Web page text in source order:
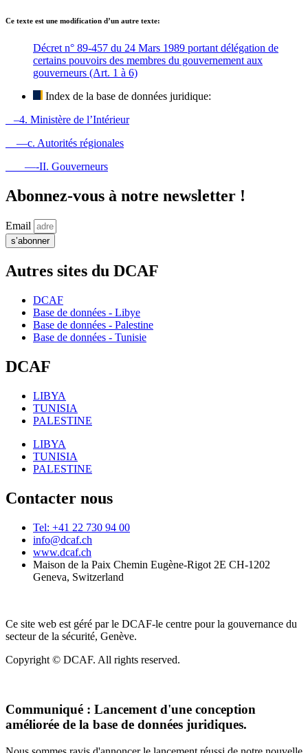
Ce texte est une modification d’un autre texte:
Décret n° 89-457 du 24 Mars 1989 portant délégation de
certains pouvoirs des membres du gouvernement aux
gouverneurs (Art. 1 à 6)
Index de la base de données juridique:
–4. Ministère de l’Intérieur
—c. Autorités régionales
—-II. Gouverneurs
Abonnez-vous à notre newsletter !
Email
s’abonner
Autres sites du DCAF
DCAF
Base de données - Libye
Base de données - Palestine
Base de données - Tunisie
DCAF
LIBYA
TUNISIA
PALESTINE
LIBYA
TUNISIA
PALESTINE
Contacter nous
Tel: +41 22 730 94 00
info@dcaf.ch
www.dcaf.ch
Maison de la Paix Chemin Eugène-Rigot 2E CH-1202
Geneva, Switzerland
Ce site web est géré par le DCAF-le centre pour la gouvernance du
secteur de la sécurité, Genève.
Copyright © DCAF. All rights reserved.
Communiqué : Lancement d'une conception
améliorée de la base de données juridiques.